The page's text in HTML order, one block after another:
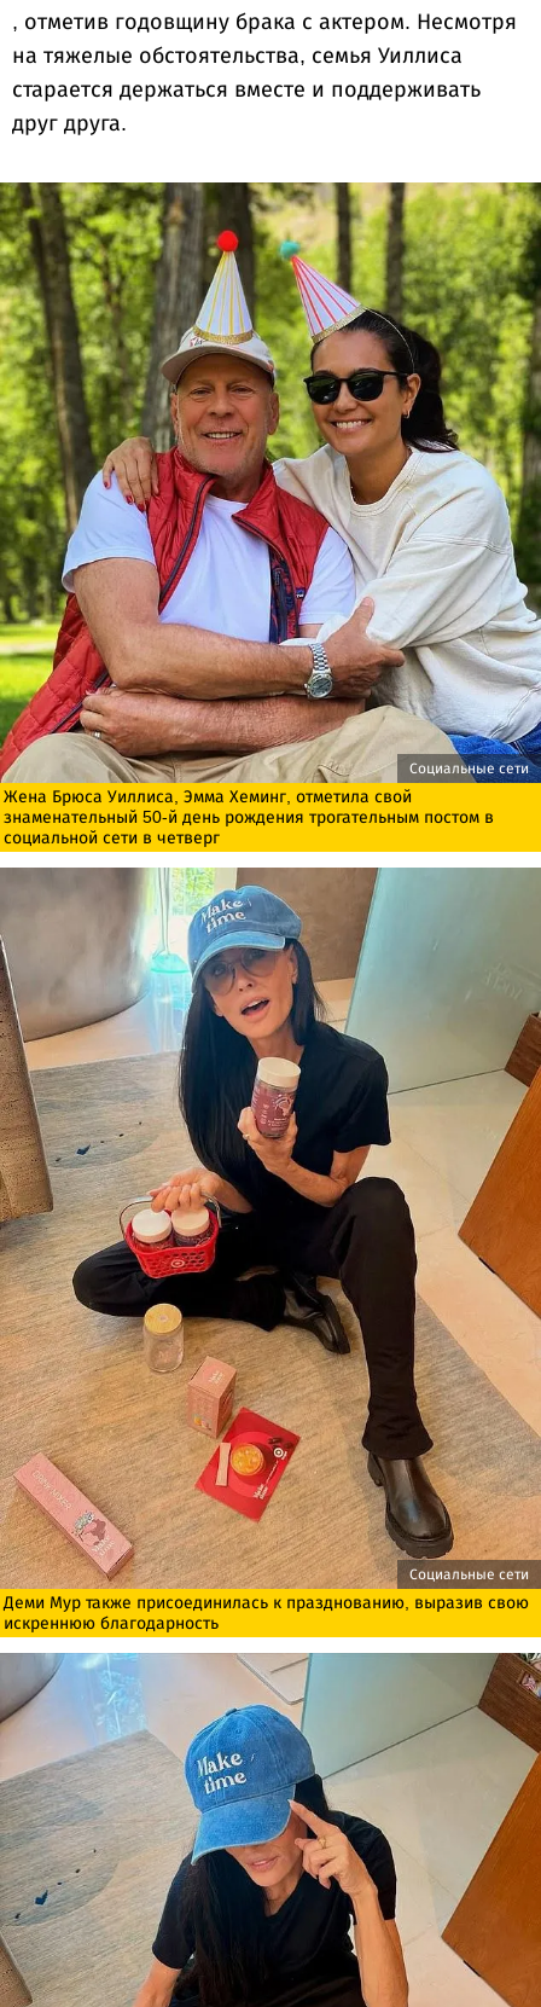
, отметив годовщину брака с актером. Несмотря
на тяжелые обстоятельства, семья Уиллиса
старается держаться вместе и поддерживать
друг друга.
Социальные сети
Жена Брюса Уиллиса, Эмма Хеминг, отметила свой
знаменательный 50-й день рождения трогательным постом в
социальной сети в четверг
Социальные сети
Деми Мур также присоединилась к празднованию, выразив свою
искреннюю благодарность